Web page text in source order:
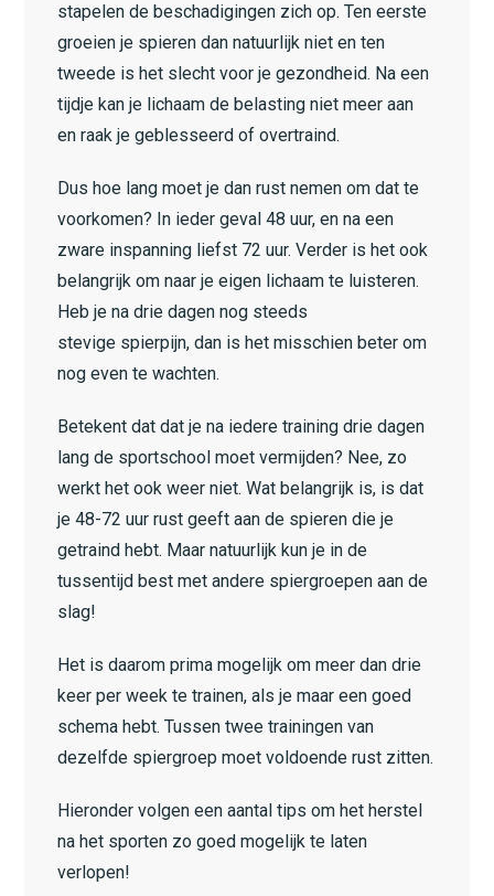
stapelen de beschadigingen zich op. Ten eerste
groeien je spieren dan natuurlijk niet en ten
tweede is het slecht voor je gezondheid. Na een
tijdje kan je lichaam de belasting niet meer aan
en raak je geblesseerd of overtraind.
Dus hoe lang moet je dan rust nemen om dat te
voorkomen? In ieder geval 48 uur, en na een
zware inspanning liefst 72 uur. Verder is het ook
belangrijk om naar je eigen lichaam te luisteren.
Heb je na drie dagen nog steeds
stevige spierpijn, dan is het misschien beter om
nog even te wachten.
Betekent dat dat je na iedere training drie dagen
lang de sportschool moet vermijden? Nee, zo
werkt het ook weer niet. Wat belangrijk is, is dat
je 48-72 uur rust geeft aan de spieren die je
getraind hebt. Maar natuurlijk kun je in de
tussentijd best met andere spiergroepen aan de
slag!
Het is daarom prima mogelijk om meer dan drie
keer per week te trainen, als je maar een goed
schema hebt. Tussen twee trainingen van
dezelfde spiergroep moet voldoende rust zitten.
Hieronder volgen een aantal tips om het herstel
na het sporten zo goed mogelijk te laten
verlopen!